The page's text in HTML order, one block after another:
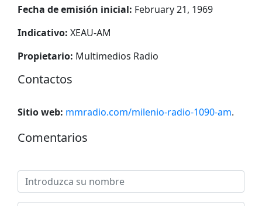
Fecha de emisión inicial: February 21, 1969
Indicativo: XEAU-AM
Propietario: Multimedios Radio
Contactos
Sitio web: mmradio.com/milenio-radio-1090-am.
Comentarios